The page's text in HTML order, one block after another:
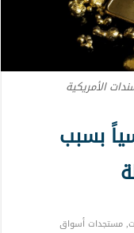
الأمريكية
بسبب
,مستجدات أسواق